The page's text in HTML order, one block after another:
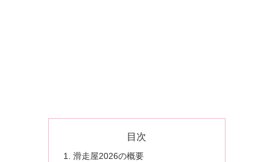
目次
滑走屋2026の概要